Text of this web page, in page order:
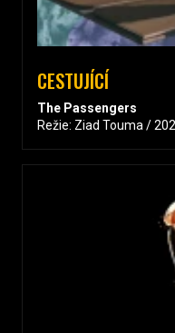
CESTUJÍCÍ
The Passengers
Režie: Ziad Touma /